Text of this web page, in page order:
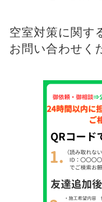
空室対策に関す
お問い合わせく